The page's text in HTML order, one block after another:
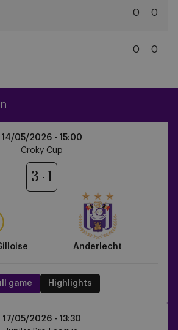
0 0
0 0
14/05/2026 - 15:00
Croky Cup
3 1
Anderlecht
game Highlights
17/05/2026 - 13:30